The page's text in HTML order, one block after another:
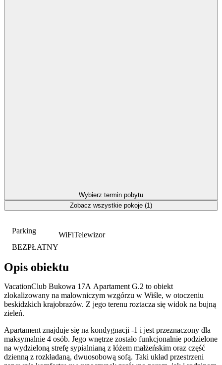
Parking
BEZPŁATNY
WiFiTelewizor
Opis obiektu
VacationClub Bukowa 17A Apartament G.2 to obiekt
zlokalizowany na malowniczym wzgórzu w Wiśle, w otoczeniu
beskidzkich krajobrazów. Z jego terenu roztacza się widok na bujną
zieleń.
Apartament znajduje się na kondygnacji -1 i jest przeznaczony dla
maksymalnie 4 osób. Jego wnętrze zostało funkcjonalnie podzielone
na wydzieloną strefę sypialnianą z łóżem małżeńskim oraz część
dzienną z rozkładaną, dwuosobową sofą. Taki układ przestrzeni
Wybierz termin pobytu
Zobacz wszystkie pokoje (1)